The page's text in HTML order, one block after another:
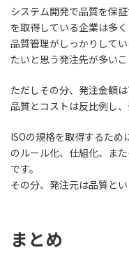
システム開発で品質を保
を取得している企業は多く
品質管理がしっかりして
たいと思う発注先が多いこ
ただしその分、発注金額は
品質とコストは反比例し
ISOの規格を取得するた
のルール化、仕組化、ま
です。
その分、発注元は品質と
まとめ